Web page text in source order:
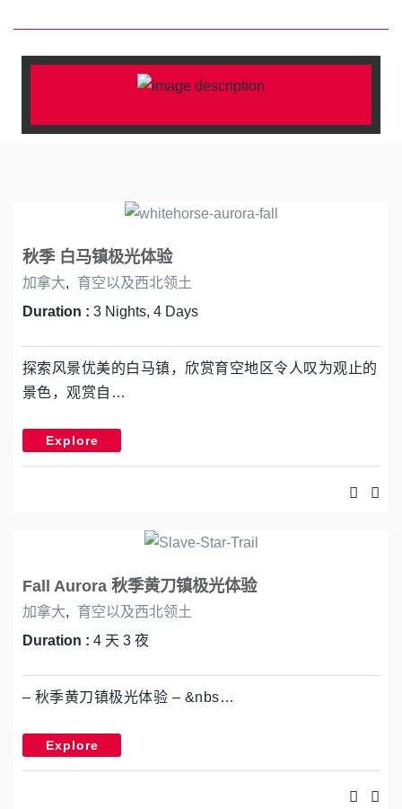
秋季 白马镇极光体验
加拿大,
育空以及西北领土
Duration : 3 Nights, 4 Days
探索风景优美的白马镇，欣赏育空地区令人叹为观止的
景色，观赏自…
Explore
Fall Aurora 秋季黄刀镇极光体验
加拿大,
育空以及西北领土
Duration : 4 天 3 夜
– 秋季黄刀镇极光体验 – &nbs…
Explore